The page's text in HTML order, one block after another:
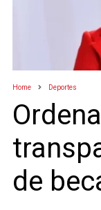
Home Deportes
de